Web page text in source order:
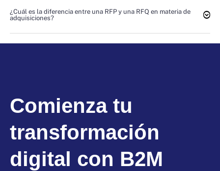
¿Cuál es la diferencia entre una RFP y una RFQ en materia de
adquisiciones?
Comienza tu
transformación
digital con B2M